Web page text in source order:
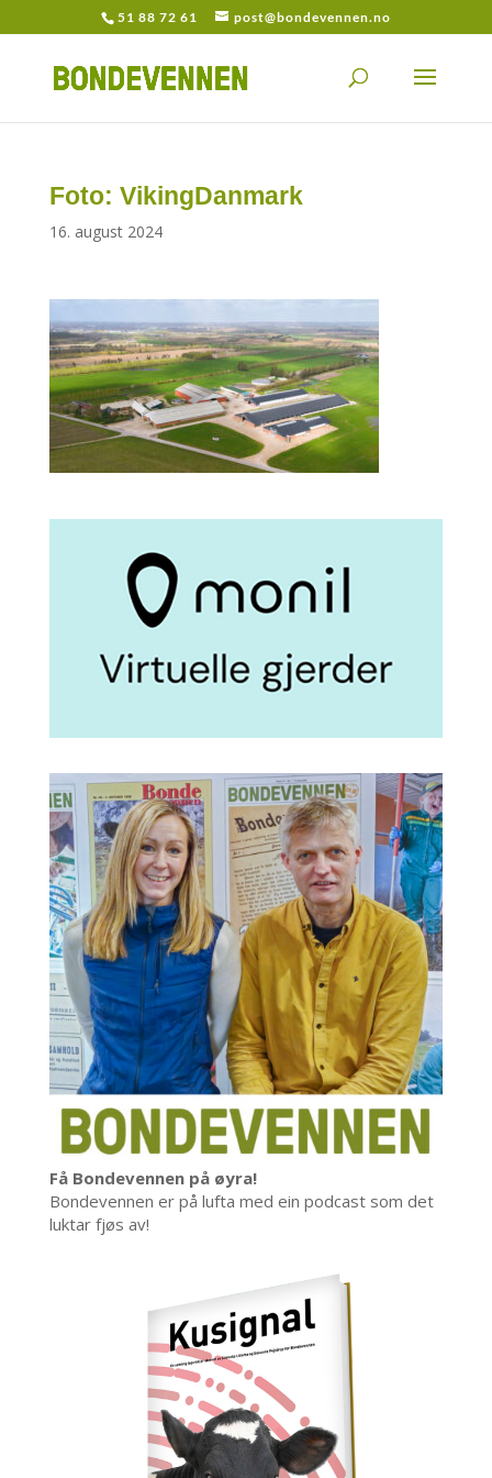
51 88 72 61 post@bondevennen.no
Foto: VikingDanmark
16. august 2024
Få Bondevennen på øyra!
Bondevennen er på lufta med ein podcast som det
luktar fjøs av!